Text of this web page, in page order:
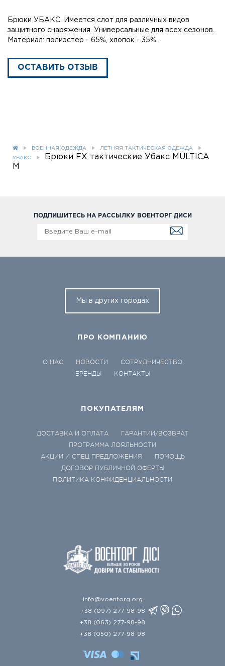
Брюки УБАКС. Имеется слот для различных видов
защитного снаряжения. Универсальные для всех сезонов.
Материал: полиэстер - 65%, хлопок - 35%.
ОСТАВИТЬ ОТЗЫВ
ВОЕННАЯ ОДЕЖДА ЛЕТНЯЯ ТАКТИЧЕСКАЯ ОДЕЖДА
УБАКС
Брюки FX тактические Убакс MULTICA
M
ПОДПИШИТЕСЬ НА РАССЫЛКУ ВОЕНТОРГ ДИСИ
Мы в других городах
ПРО КОМПАНИЮ
О НАС НОВОСТИ
СОТРУДНИЧЕСТВО
БРЕНДЫ
КОНТАКТЫ
ПОКУПАТЕЛЯМ
ДОСТАВКА И ОПЛАТА
ГАРАНТИИ/ВОЗВРАТ
ПРОГРАММА ЛОЯЛЬНОСТИ
АКЦИИ И СПЕЦ ПРЕДЛОЖЕНИЯ
ПОМОЩЬ
ДОГОВОР ПУБЛИЧНОЙ ОФЕРТЫ
ПОЛИТИКА КОНФИДЕНЦИАЛЬНОСТИ
info@voentorg.org
+38 (097) 277-98-98
+38 (063) 277-98-98
+38 (050) 277-98-98